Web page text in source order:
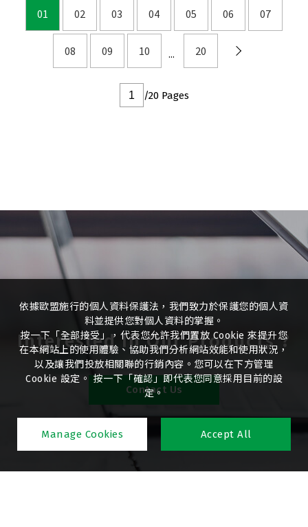
01 02 03 04 05 06 07
08 09 10 20
/20 Pages
Interested In Our Products ?
Contact Us
依據歐盟施行的個人資料保護法，我們致力於保護您的個人資
料並提供您對個人資料的掌握。
按一下「全部接受」，代表您允許我們置放 Cookie 來提升您
在本網站上的使用體驗、協助我們分析網站效能和使用狀況，
以及讓我們投放相關聯的行銷內容。您可以在下方管理
Cookie 設定。 按一下「確認」即代表您同意採用目前的設
定。
Manage Cookies Accept All